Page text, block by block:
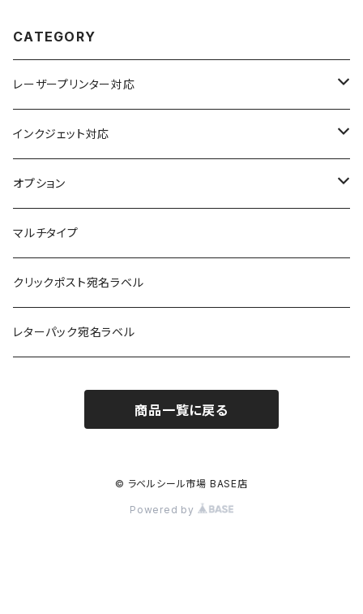
CATEGORY
レーザープリンター対応
上質紙
アート紙
光沢紙
耐水フィルム
訂正用
インクジェット対応
コート紙
光沢紙
和紙
フィルム
オプション
簡易印刷
マルチタイプ
クリックポスト宛名ラベル
レターパック宛名ラベル
商品一覧に戻る
© ラベルシール市場 BASE店
Powered by